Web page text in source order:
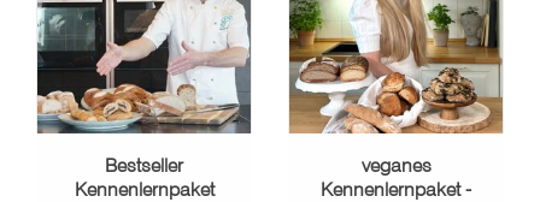
Bestseller
Kennenlernpaket
veganes
Kennenlernpaket -